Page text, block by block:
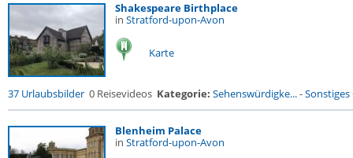
Shakespeare Birthplace
in Stratford-upon-Avon
Karte
37 Urlaubsbilder 0 Reisevideos Kategorie: Sehenswürdigke...-
Blenheim Palace
in Stratford-upon-Avon